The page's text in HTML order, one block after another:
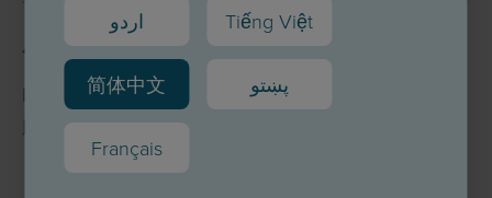
اردو Tiếng Việt
简体中文 پښتو
Français
用户调查
Meine-Leber-und-ich.de网站的信息是否对您有所帮
助？欢迎参与用户调查。